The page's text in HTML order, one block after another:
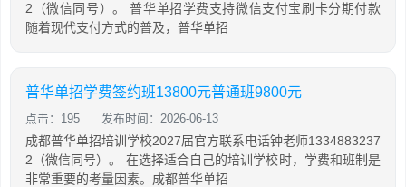
2（微信同号）。 普华单招学费支持微信支付宝刷卡分期付款
随着现代支付方式的普及，普华单招
普华单招学费签约班13800元普通班9800元
点击：195 发布时间：2026-06-13
成都普华单招培训学校2027届官方联系电话钟老师1334883237
2（微信同号）。 在选择适合自己的培训学校时，学费和班制是
非常重要的考量因素。成都普华单招